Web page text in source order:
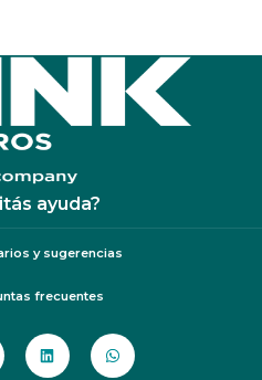
ayuda?
y sugerencias
frecuentes